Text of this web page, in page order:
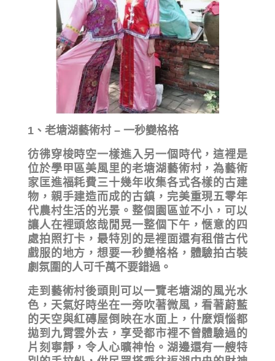
1、老塘湖藝術村 – 一秒變格格
彷彿穿梭時空一樣進入另一個時代，這裡是
位於學甲區美風里的老塘湖藝術村，為藝術
家匡進福耗費三十幾年收集各式各樣的古建
物，親手建造而成的古鎮，完美重現五零年
代農村生活的光景。整個園區並不小，可以
讓人在裡頭悠哉閒晃一整個下午，愜意的四
處拍照打卡，最特別的是裡面還有租借古代
戲服的地方，想要一秒變格格，體驗拍古裝
劇氛圍的人可千萬不要錯過。
走到藝術村後頭則可以一覽老塘湖的風光水
色，天氣好時坐在一旁吹著微風，看著蔚藍
的天空與紅磚屋倒映在水面上，什麼煩惱都
拋到九霄雲外去，享受都市裡不曾體驗過的
片刻寧靜，令人心曠神怡。湖邊還有一艘特